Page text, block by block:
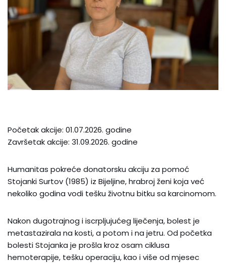
Početak akcije: 01.07.2026. godine
Završetak akcije: 31.09.2026. godine
Humanitas pokreće donatorsku akciju za pomoć
Stojanki Surtov (1985) iz Bijeljine, hrabroj ženi koja već
nekoliko godina vodi tešku životnu bitku sa karcinomom.
Nakon dugotrajnog i iscrpljujućeg liječenja, bolest je
metastazirala na kosti, a potom i na jetru. Od početka
bolesti Stojanka je prošla kroz osam ciklusa
hemoterapije, tešku operaciju, kao i više od mjesec